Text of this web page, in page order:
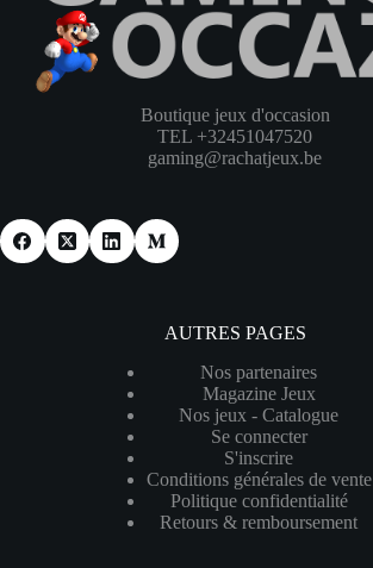
Boutique jeux d'occasion
TEL +32451047520
gaming@rachatjeux.be
AUTRES PAGES
Nos partenaires
Magazine Jeux
Nos jeux - Catalogue
Se connecter
S'inscrire
Conditions générales de vente
Politique confidentialité
Retours & remboursement